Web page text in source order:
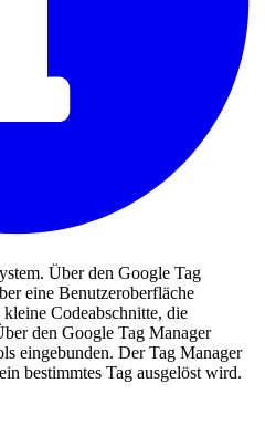
Über den Google Tag
eine Benutzeroberfläche
Codeabschnitte, die
den Google Tag Manager
eingebunden. Der Tag Manager
bestimmtes Tag ausgelöst wird.